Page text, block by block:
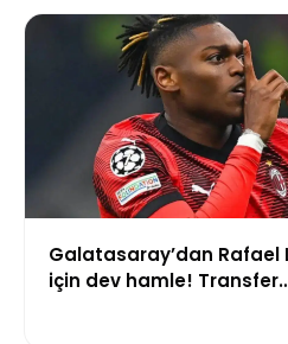
Galatasaray’dan Rafael
için dev hamle! Transfer